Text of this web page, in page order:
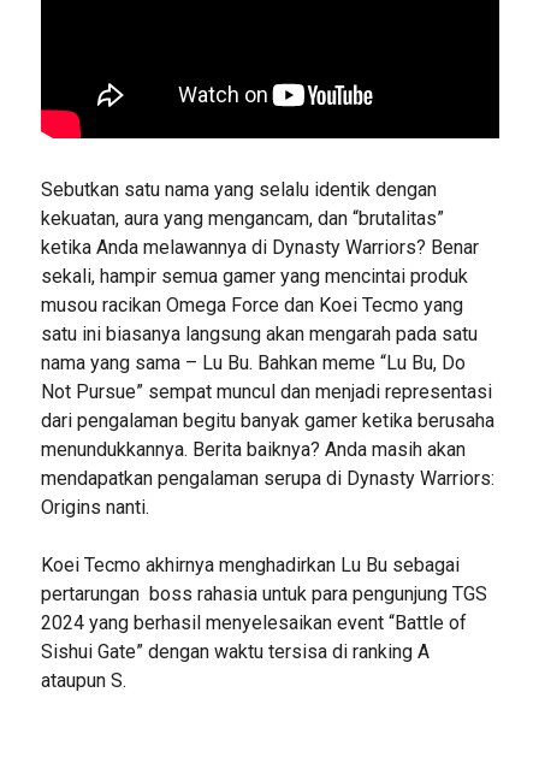
Sebutkan satu nama yang selalu identik dengan
kekuatan, aura yang mengancam, dan “brutalitas”
ketika Anda melawannya di Dynasty Warriors? Benar
sekali, hampir semua gamer yang mencintai produk
musou racikan Omega Force dan Koei Tecmo yang
satu ini biasanya langsung akan mengarah pada satu
nama yang sama – Lu Bu. Bahkan meme “Lu Bu, Do
Not Pursue” sempat muncul dan menjadi representasi
dari pengalaman begitu banyak gamer ketika berusaha
menundukkannya. Berita baiknya? Anda masih akan
mendapatkan pengalaman serupa di Dynasty Warriors:
Origins nanti.
Koei Tecmo akhirnya menghadirkan Lu Bu sebagai
pertarungan boss rahasia untuk para pengunjung TGS
2024 yang berhasil menyelesaikan event “Battle of
Sishui Gate” dengan waktu tersisa di ranking A
ataupun S.